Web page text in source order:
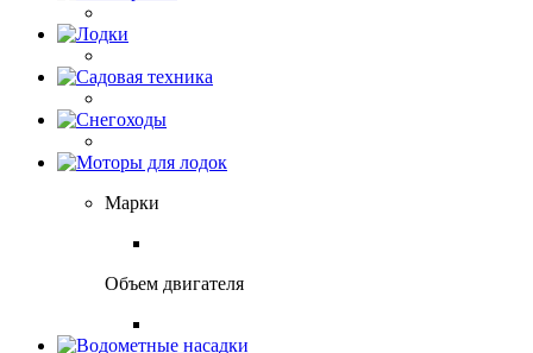
Марки
Объем двигателя